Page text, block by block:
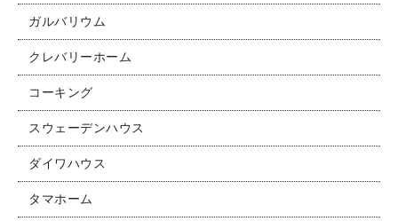
ガルバリウム
クレバリーホーム
コーキング
スウェーデンハウス
ダイワハウス
タマホーム
お問い合わせ